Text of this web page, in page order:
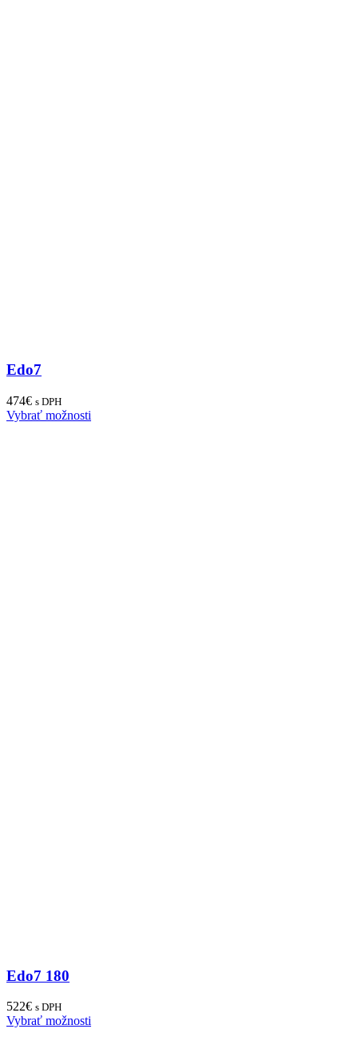
Edo7
474€ s DPH
Vybrať možnosti
Edo7 180
522€ s DPH
Vybrať možnosti